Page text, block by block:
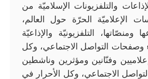
والتلفزيونات الإسلاميّة من
الإعلاميّة الحرّة حول العالم،
ومنصّاتها، التلفزيونيّة والإذاعيّة
وصفحات التواصل الاجتماعي، وكل
وفنّانين ومؤثرين وناشطين
الاجتماعي، وكل الأحرار في